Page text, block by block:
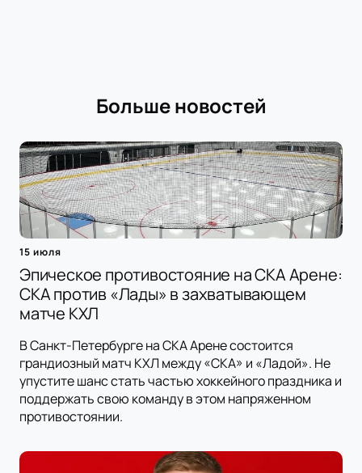
Больше новостей
15 июля
Эпическое противостояние на СКА Арене:
СКА против «Лады» в захватывающем
матче КХЛ
В Санкт-Петербурге на СКА Арене состоится
грандиозный матч КХЛ между «СКА» и «Ладой». Не
упустите шанс стать частью хоккейного праздника и
поддержать свою команду в этом напряженном
противостоянии.